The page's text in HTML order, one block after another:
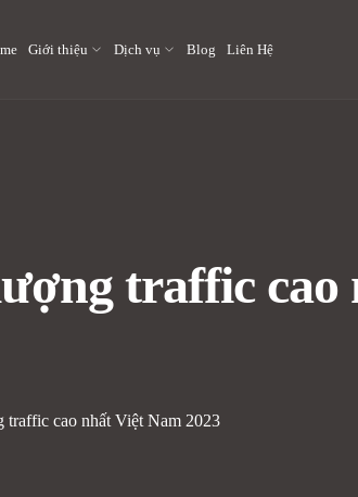
Giới thiệu Dịch vụ Blog Liên Hệ
traffic
traffic cao nhất Việt Nam 2023